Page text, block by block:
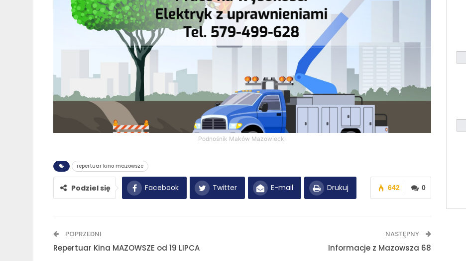
Podnośnik Maków Mazowiecki
repertuar kino mazowsze
0
642
Podziel się Facebook Twitter E-mail Drukuj
POPRZEDNI
Repertuar Kina MAZOWSZE od 19 LIPCA
NASTĘPNY
Informacje z Mazowsza 68